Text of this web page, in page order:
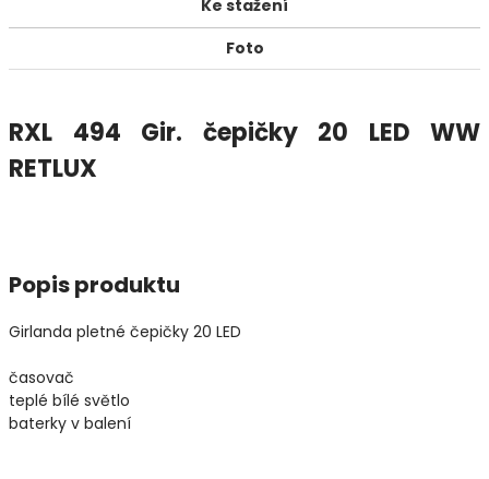
Ke stažení
Foto
RXL 494 Gir. čepičky 20 LED WW
RETLUX
Popis produktu
Girlanda pletné čepičky 20 LED
časovač
teplé bílé světlo
baterky v balení